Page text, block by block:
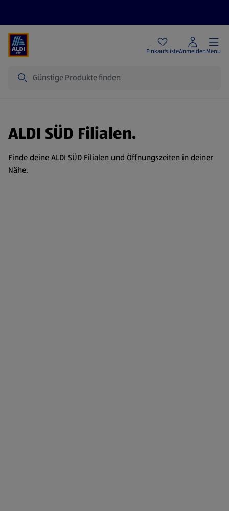
EinkaufslisteAnmeldenMenu
ALDI SÜD Filialen.
Finde deine ALDI SÜD Filialen und Öffnungszeiten in deiner
Nähe.